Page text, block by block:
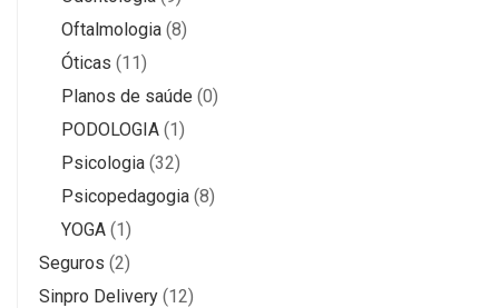
Oftalmologia (8)
Óticas (11)
Planos de saúde (0)
PODOLOGIA (1)
Psicologia (32)
Psicopedagogia (8)
YOGA (1)
Seguros (2)
Sinpro Delivery (12)